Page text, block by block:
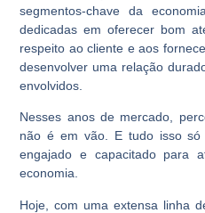
segmentos-chave da
dedicadas em oferecer bom
respeito ao cliente e aos
desenvolver uma relação
envolvidos.
Nesses anos de mercado,
não é em vão. E tudo isso
engajado e capacitado para
economia.
Hoje, com uma extensa linha